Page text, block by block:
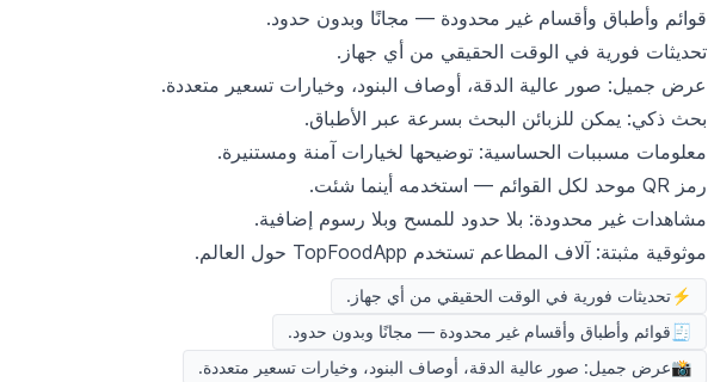
قوائم وأطباق وأقسام غير محدودة — مجانًا وبدون حدود.
تحديثات فورية في الوقت الحقيقي من أي جهاز.
عرض جميل: صور عالية الدقة، أوصاف البنود، وخيارات تسعير متعددة.
بحث ذكي: يمكن للزبائن البحث بسرعة عبر الأطباق.
معلومات مسببات الحساسية: توضيحها لخيارات آمنة ومستنيرة.
رمز QR موحد لكل القوائم — استخدمه أينما شئت.
مشاهدات غير محدودة: بلا حدود للمسح وبلا رسوم إضافية.
موثوقية مثبتة: آلاف المطاعم تستخدم TopFoodApp حول العالم.
⚡تحديثات فورية في الوقت الحقيقي من أي جهاز.
🧾 قوائم وأطباق وأقسام غير محدودة — مجانًا وبدون حدود.
📸عرض جميل: صور عالية الدقة، أوصاف البنود، وخيارات تسعير متعددة.